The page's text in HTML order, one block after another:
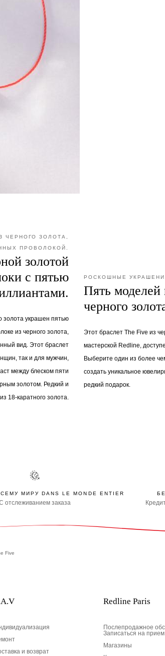
ЧЕРНОГО ЗОЛОТА,
ПРОВОЛОКОЙ.
золотой
с пятью
золота украшен пятью
из черного золота,
вид. Этот браслет
так и для мужчин,
между блеском пяти
золотом. Редкий и
18-каратного золота.
РОСКОШНЫЕ
Пять моделей
черного
Этот браслет The Five из
мастерской Redline,
Выберите один из более
создать уникальное
редкий подарок.
МИРУ DANS LE MONDE ENTIER
отслеживанием заказа
Five
и возврат
Redline Paris
Послепродажное
Записаться на прием
Магазины